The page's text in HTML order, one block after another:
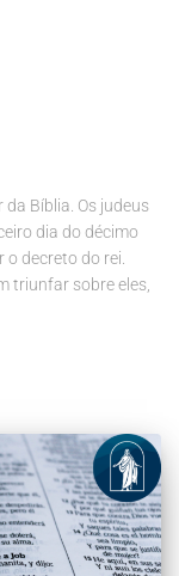
da Bíblia. Os judeus
dia do décimo
decreto do rei.
triunfar sobre eles,